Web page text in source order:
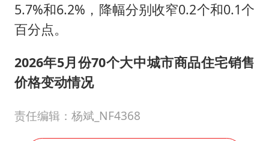
5.7%和6.2%，降幅分别收窄0.2个和0.1个
百分点。
2026年5月份70个大中城市商品住宅销售
价格变动情况
责任编辑：杨斌_NF4368